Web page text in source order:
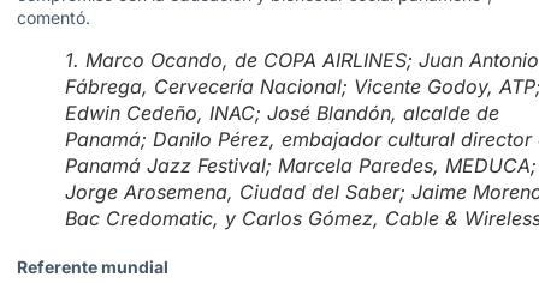
comentó.
1. Marco Ocando, de COPA AIRLINES; Juan Antonio
Fábrega, Cervecería Nacional; Vicente Godoy,
Edwin Cedeño, INAC; José Blandón, alcalde de
Panamá; Danilo Pérez, embajador cultural director
Panamá Jazz Festival; Marcela Paredes, MEDUCA;
Jorge Arosemena, Ciudad del Saber; Jaime
Bac Credomatic, y Carlos Gómez, Cable &
Referente mundial